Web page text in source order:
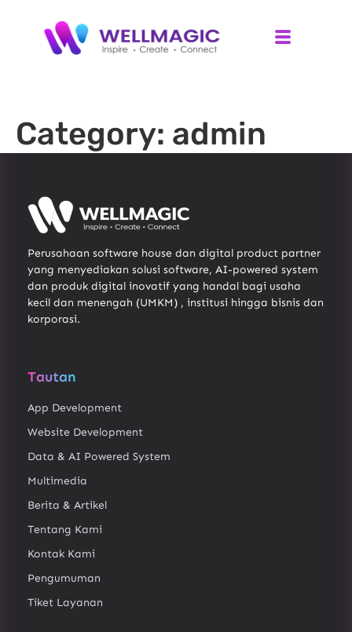
Category: admin
Perusahaan software house dan digital product partner
yang menyediakan solusi software, AI-powered system
dan produk digital inovatif yang handal bagi usaha
kecil dan menengah (UMKM) , institusi hingga bisnis dan
korporasi.
Tautan
App Development
Website Development
Data & AI Powered System
Multimedia
Berita & Artikel
Tentang Kami
Kontak Kami
Pengumuman
Tiket Layanan